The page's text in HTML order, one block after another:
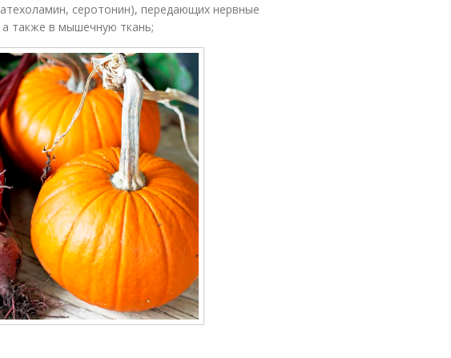
серотонин), передающих нервные
также в мышечную ткань;